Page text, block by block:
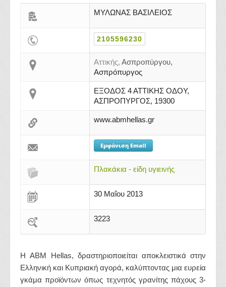
ΜΥΛΩΝΑΣ ΒΑΣΙΛΕΙΟΣ
2105596230
Αττικής, Ασπροπύργου,
Ασπρόπυργος
ΕΞΟΔΟΣ 4 ΑΤΤΙΚΗΣ ΟΔΟΥ,
ΑΣΠΡΟΠΥΡΓΟΣ, 19300
www.abmhellas.gr
Εμφάνιση Email
Πλακάκια - είδη υγιεινής
30 Μαΐου 2013
3223
Η ABM Hellas, δραστηριοποιείται αποκλειστικά στην
Ελληνική και Κυπριακή αγορά, καλύπτοντας μια ευρεία
γκάμα προϊόντων όπως τεχνητός γρανίτης πάχους 3-